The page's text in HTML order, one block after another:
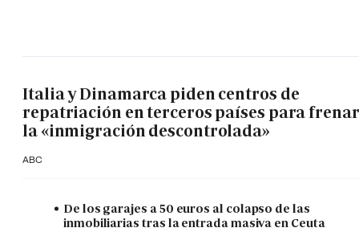
Italia y Dinamarca piden centros de
repatriación en terceros países para frenar
la «inmigración descontrolada»
ABC
De los garajes a 50 euros al colapso de las
inmobiliarias tras la entrada masiva en Ceuta